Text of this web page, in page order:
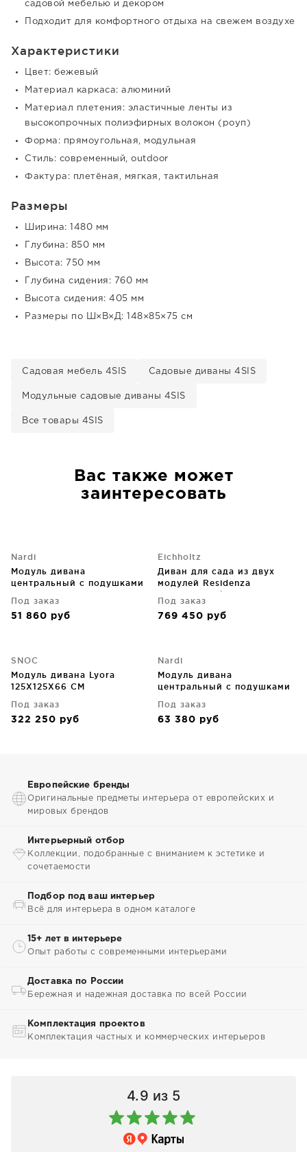
садовой мебелью и декором
Подходит для комфортного отдыха на свежем воздухе
Характеристики
Цвет: бежевый
Материал каркаса: алюминий
Материал плетения: эластичные ленты из
высокопрочных полиэфирных волокон (роуп)
Форма: прямоугольная, модульная
Стиль: современный, outdoor
Фактура: плетёная, мягкая, тактильная
Размеры
Ширина: 1480 мм
Глубина: 850 мм
Высота: 750 мм
Глубина сидения: 760 мм
Высота сидения: 405 мм
Размеры по Ш×В×Д: 148×85×75 см
Садовая мебель 4SIS Садовые диваны 4SIS
Модульные садовые диваны 4SIS
Все товары 4SIS
Вас также может
заинтересовать
Nardi
Модуль дивана
центральный с подушками
Под заказ
51 860 руб
Eichholtz
Диван для сада из двух
модулей Residenza
172X185X78 / 232X173X78
Под заказ
769 450 руб
SNOC
Модуль дивана Lyora
125X125X66 CM
Под заказ
322 250 руб
Nardi
Модуль дивана
центральный с подушками
Под заказ
63 380 руб
Европейские бренды
Оригинальные предметы интерьера от европейских и
мировых брендов
Интерьерный отбор
Коллекции, подобранные с вниманием к эстетике и
сочетаемости
Подбор под ваш интерьер
Всё для интерьера в одном каталоге
15+ лет в интерьере
Опыт работы с современными интерьерами
Доставка по России
Бережная и надежная доставка по всей России
Комплектация проектов
Комплектация частных и коммерческих интерьеров
4.9 из 5